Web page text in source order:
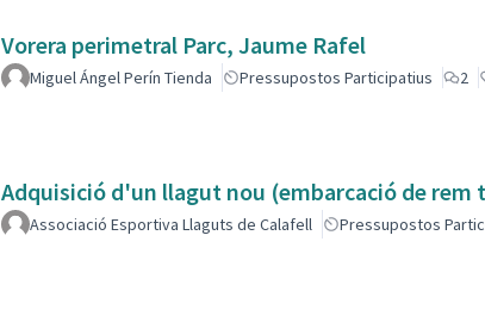
Vorera perimetral Parc, Jaume Rafel
Miguel Ángel Perín Tienda Pressupostos Participatius 2
Adquisició d'un llagut nou (embarcació de rem
Associació Esportiva Llaguts de Calafell Pressupostos